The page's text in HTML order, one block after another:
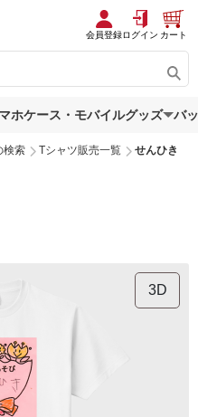
会員登録ログイン カート
ホケース・モバイルグッズ バ
検索 Tシャツ販売一覧 せんひき
3D